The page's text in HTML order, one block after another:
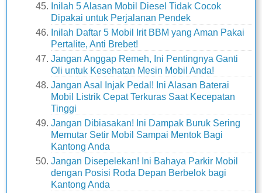
Inilah 5 Alasan Mobil Diesel Tidak Cocok
Dipakai untuk Perjalanan Pendek
Inilah Daftar 5 Mobil Irit BBM yang Aman Pakai
Pertalite, Anti Brebet!
Jangan Anggap Remeh, Ini Pentingnya Ganti
Oli untuk Kesehatan Mesin Mobil Anda!
Jangan Asal Injak Pedal! Ini Alasan Baterai
Mobil Listrik Cepat Terkuras Saat Kecepatan
Tinggi
Jangan Dibiasakan! Ini Dampak Buruk Sering
Memutar Setir Mobil Sampai Mentok Bagi
Kantong Anda
Jangan Disepelekan! Ini Bahaya Parkir Mobil
dengan Posisi Roda Depan Berbelok bagi
Kantong Anda